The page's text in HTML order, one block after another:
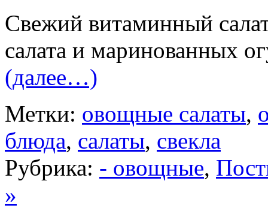
Свежий витаминный
салата и маринованных
(далее…)
Метки: овощные салаты,
блюда, салаты, свекла
Рубрика: - овощные,
»